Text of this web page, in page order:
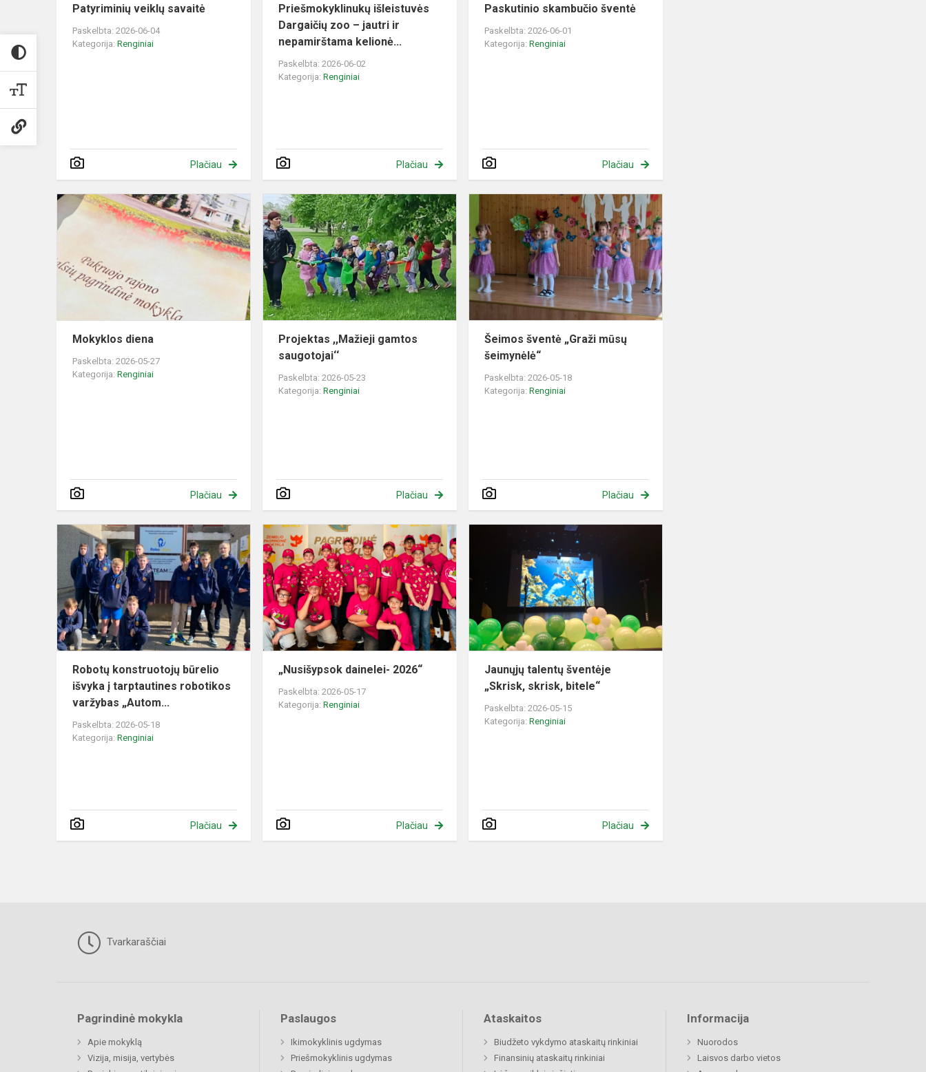
Patyriminių veiklų savaitė
Paskelbta: 2026-06-04
Kategorija: Renginiai
Plačiau
Priešmokyklinukų išleistuvės
Dargaičių zoo – jautri ir
nepamirštama kelionė...
Paskelbta: 2026-06-02
Kategorija:Renginiai
Plačiau
Paskutinio skambučio šventė
Paskelbta: 2026-06-01
Kategorija:Renginiai
Plačiau
Mokyklos
diena
Mokyklos diena
Paskelbta: 2026-05-27
Kategorija: Renginiai
Plačiau
Projektas
,,Mažieji
gamtos
saugotojai‘‘
Projektas ,,Mažieji gamtos
saugotojai‘‘
Paskelbta: 2026-05-23
Kategorija:Renginiai
Plačiau
šventė
„Graži
mūsų
šeimynėlė“
Šeimos šventė „Graži mūsų
šeimynėlė“
Paskelbta: 2026-05-18
Kategorija:Renginiai
Plačiau
Robotų
konstruotojų
būrelio
išvyka
į
tarptautines
robotikos...
Robotų konstruotojų būrelio
išvyka į tarptautines robotikos
varžybas „Autom...
Paskelbta: 2026-05-18
Kategorija: Renginiai
Plačiau
dainelei-
2026“
„Nusišypsok dainelei- 2026“
Paskelbta: 2026-05-17
Kategorija:Renginiai
Plačiau
Jaunųjų talentų šventėje
„Skrisk, skrisk, bitele“
Paskelbta: 2026-05-15
Kategorija:Renginiai
Plačiau
Tvarkaraščiai
Pagrindinė mokykla
Apie mokyklą
Vizija, misija, vertybės
Paslaugos
Ikimokyklinis ugdymas
Priešmokyklinis ugdymas
Ataskaitos
Biudžeto vykdymo ataskaitų rinkiniai
Finansinių ataskaitų rinkiniai
Informacija
Nuorodos
Laisvos darbo vietos